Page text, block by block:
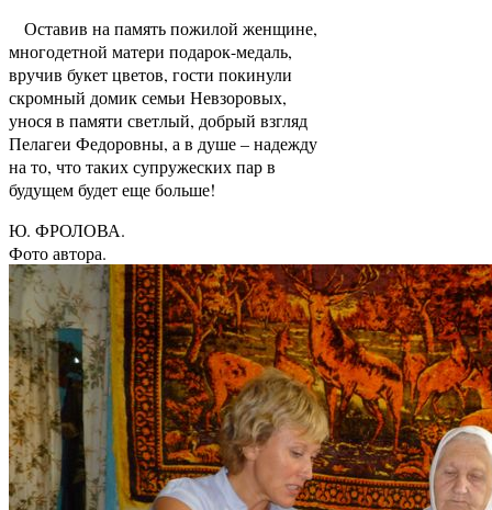
Оставив на память пожилой женщине,
многодетной матери подарок-медаль,
вручив букет цветов, гости покинули
скромный домик семьи Невзоровых,
унося в памяти светлый, добрый взгляд
Пелагеи Федоровны, а в душе – надежду
на то, что таких супружеских пар в
будущем будет еще больше!
Ю. ФРОЛОВА.
Фото автора.